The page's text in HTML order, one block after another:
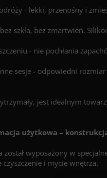
- lekki, przenośny i
szkła, bez zmartwień.
- nie pochłania
sesje - odpowiedni
jest idealnym
użytkowa –
został wyposażony w
czyszczenie i mycie wnętrza.